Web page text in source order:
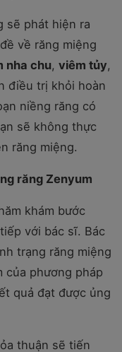
sẽ phát hiện ra
về răng miệng
nha chu, viêm tủy,
điều trị khỏi hoàn
niềng răng có
sẽ không thực
răng miệng.
răng Zenyum
khám bước
với bác sĩ. Bác
trạng răng miệng
của phương pháp
quả đạt được ủng
thuận sẽ tiến